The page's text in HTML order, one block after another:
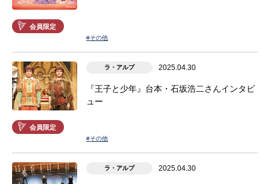
会員限定
#その他
会員限定
ラ・アルプ 2025.04.30
『王子と少年』台本・石坂浩二さんインタビ
ュー
#その他
ラ・アルプ 2025.04.30